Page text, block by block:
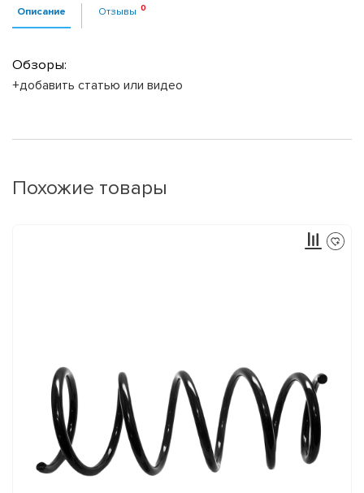
Описание Отзывы
Обзоры:
+добавить статью или видео
Похожие товары